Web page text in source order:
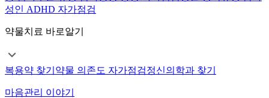
성인 ADHD 자가점검
약물치료 바로알기
복용약 찾기 약물 의존도 자가점검정신의학과 찾기
마음관리 이야기